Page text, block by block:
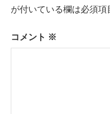
ビ
ゲ
ー
が付いている欄は必須項
コメント ※